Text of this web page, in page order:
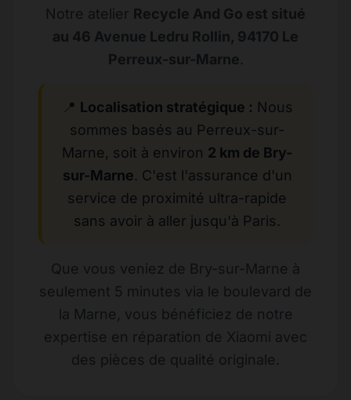
Notre atelier Recycle And Go est situé
au 46 Avenue Ledru Rollin, 94170 Le
Perreux-sur-Marne.
📍 Localisation stratégique : Nous
sommes basés au Perreux-sur-
Marne, soit à environ 2 km de Bry-
sur-Marne. C'est l'assurance d'un
service de proximité ultra-rapide
sans avoir à aller jusqu'à Paris.
Que vous veniez de Bry-sur-Marne à
seulement 5 minutes via le boulevard de
la Marne, vous bénéficiez de notre
expertise en réparation de Xiaomi avec
des pièces de qualité originale.